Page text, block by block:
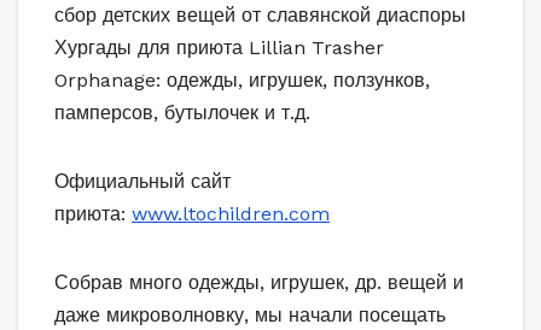
сбор детских вещей от славянской диаспоры
Хургады для приюта Lillian Trasher
Orphanage: одежды, игрушек, ползунков,
памперсов, бутылочек и т.д.
Официальный сайт
приюта: www.ltochildren.com
Собрав много одежды, игрушек, др. вещей и
даже микроволновку, мы начали посещать